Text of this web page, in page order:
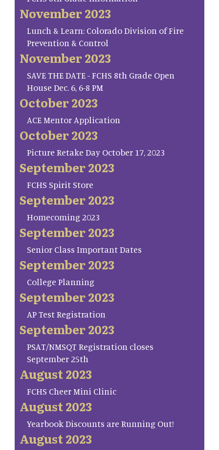
November 2023
Lunch & Learn: Colorado Division of Fire
Prevention & Control
November 2023
SAVE THE DATE - FCHS 8th Grade Open
House Dec. 6, 6-8 PM
October 2023
ACE Mentor Application
October 2023
Picture Retake Day October 17, 2023
September 2023
FCHS Spirit Store
September 2023
Homecoming 2023
September 2023
Senior Class Important Dates
September 2023
College Planning
September 2023
AP Test Registration
September 2023
PSAT/NMSQT Registration closes
September 25th
August 2023
FCHS Cheer Mini Clinic
August 2023
Yearbook Discounts are Running Out!
August 2023